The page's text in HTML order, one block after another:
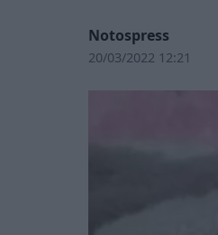
Notospress
20/03/2022 12:21